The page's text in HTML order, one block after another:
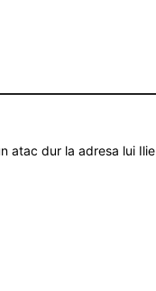
atac dur la adresa lui Ilie